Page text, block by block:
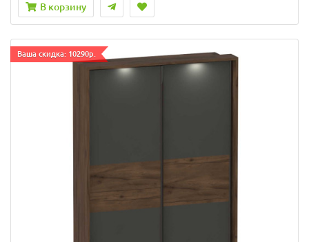
В корзину
Ваша скидка: 10290р.